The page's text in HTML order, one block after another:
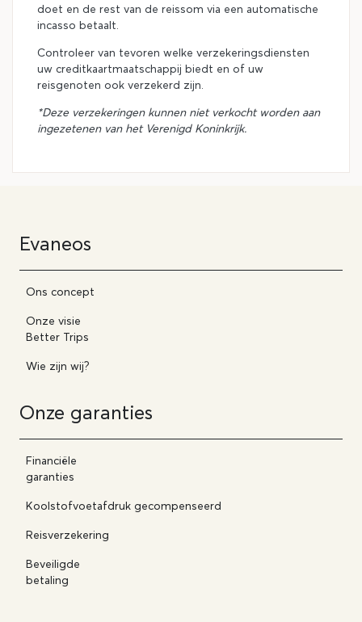
doet en de rest van de reissom via een automatische
incasso betaalt.
Controleer van tevoren welke verzekeringsdiensten
uw creditkaartmaatschappij biedt en of uw
reisgenoten ook verzekerd zijn.
*Deze verzekeringen kunnen niet verkocht worden aan
ingezetenen van het Verenigd Koninkrijk.
Evaneos
Ons concept
Onze visie
Better Trips
Wie zijn wij?
Onze garanties
Financiële
garanties
Koolstofvoetafdruk gecompenseerd
Reisverzekering
Beveiligde
betaling